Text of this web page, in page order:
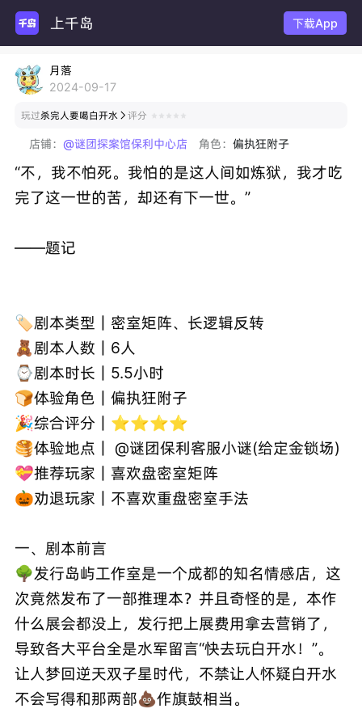
上千岛 下载App
月落
2024-09-17
玩过杀完人要喝白开水  评分
店铺： @谜团探案馆保利中心店 角色：偏执狂附子
“不，我不怕死。我怕的是这人间如炼狱，我才吃
完了这一世的苦，却还有下一世。”
——题记
🏷️剧本类型｜密室矩阵、长逻辑反转
🧸剧本人数｜6人
⌚剧本时长｜5.5小时
🍞体验角色｜偏执狂附子
🎉综合评分｜⭐⭐⭐⭐
🥞体验地点｜ @谜团保利客服小谜(给定金锁场)
💝推荐玩家｜喜欢盘密室矩阵
🎃劝退玩家｜不喜欢重盘密室手法
一、剧本前言
🌳发行岛屿工作室是一个成都的知名情感店，这
次竟然发布了一部推理本？并且奇怪的是，本作
什么展会都没上，发行把上展费用拿去营销了，
导致各大平台全是水军留言“快去玩白开水！”。
让人梦回逆天双子星时代，不禁让人怀疑白开水
不会写得和那两部💩作旗鼓相当。